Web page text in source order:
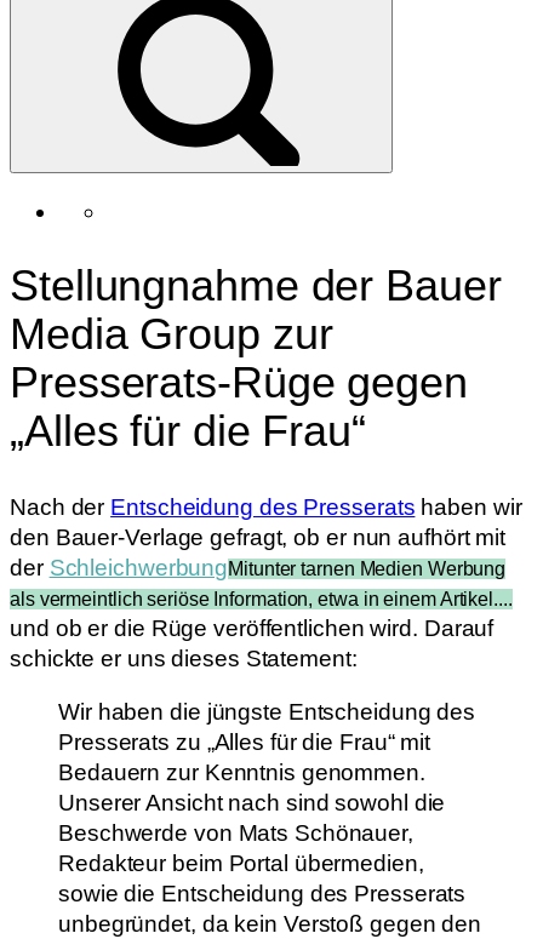
Stellungnahme der Bauer
Media Group zur
Presserats-Rüge gegen
„Alles für die Frau“
Nach der Entscheidung des Presserats haben wir
den Bauer-Verlage gefragt, ob er nun aufhört mit
der SchleichwerbungMitunter tarnen Medien Werbung
als vermeintlich seriöse Information, etwa in einem Artikel....
und ob er die Rüge veröffentlichen wird. Darauf
schickte er uns dieses Statement:
Wir haben die jüngste Entscheidung des
Presserats zu „Alles für die Frau“ mit
Bedauern zur Kenntnis genommen.
Unserer Ansicht nach sind sowohl die
Beschwerde von Mats Schönauer,
Redakteur beim Portal übermedien,
sowie die Entscheidung des Presserats
unbegründet, da kein Verstoß gegen den